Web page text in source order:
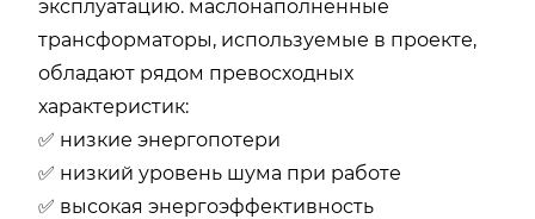
эксплуатацию. маслонаполненные
трансформаторы, используемые в проекте,
обладают рядом превосходных
характеристик:
✅ низкие энергопотери
✅ низкий уровень шума при работе
✅ высокая энергоэффективность